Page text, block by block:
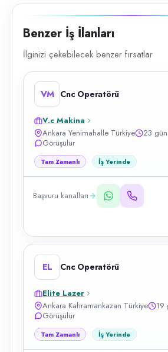
Benzer İş İlanları
İlginizi çekebilecek benzer fırsatlar
VM Cnc Operatörü
V.c Makina
Ankara Yenimahalle Türkiye
23
Görüşülür
Tam Zamanlı İş Yerinde
Başvuru kanalları
EL Cnc Operatörü
Elite Lazer
Ankara Kahramankazan Türkiye
19
Görüşülür
Tam Zamanlı İş Yerinde